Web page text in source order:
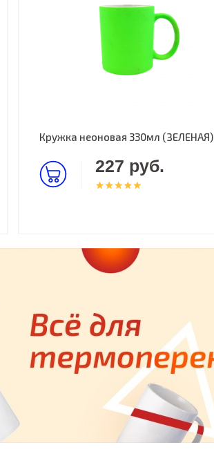
Кружка неоновая 330мл (ЗЕЛЕНАЯ)
227 руб.